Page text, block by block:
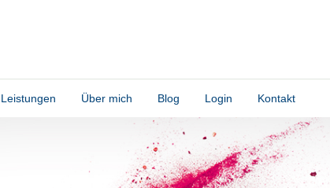
Leistungen Über mich Blog Login Kontakt